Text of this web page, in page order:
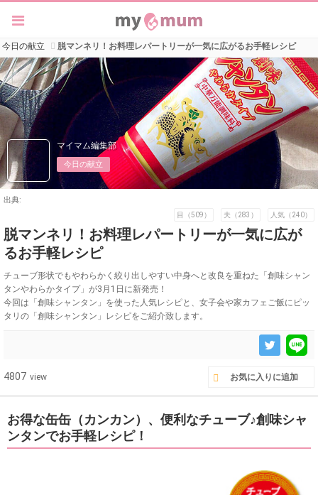
今日の献立 脱マンネリ！お料理レパートリーが一気に広がるお手軽レシピ
今日の献立
マイマム編集部
出典:
目（509） 夫（283） 人気（240）
脱マンネリ！お料理レパートリーが一気に広が
るお手軽レシピ
チューブ形状でもやわらかく絞り出しやすい中身へと改良を重ねた「創味シャン
タンやわらかタイプ」が3月1日に新発売！
今回は「創味シャンタン」を使った人気レシピと、女子会や家カフェご飯にピッ
タリの「創味シャンタン」レシピをご紹介致します。
4807 view お気に入りに追加
お得な缶缶（カンカン）、便利なチューブ♪創味シャ
ンタンでお手軽レシピ！